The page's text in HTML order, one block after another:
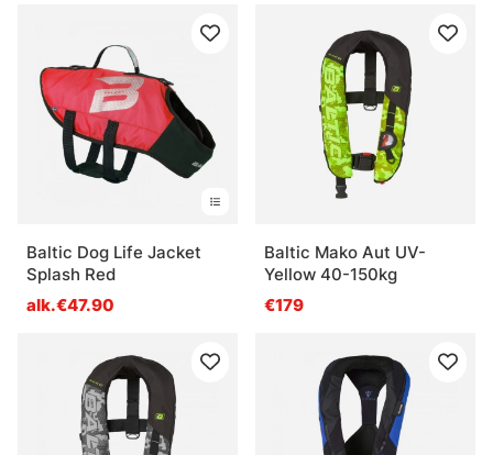
Baltic Dog Life Jacket
Splash Red
alk.€47.90
Baltic Mako Aut UV-
Yellow 40-150kg
€179